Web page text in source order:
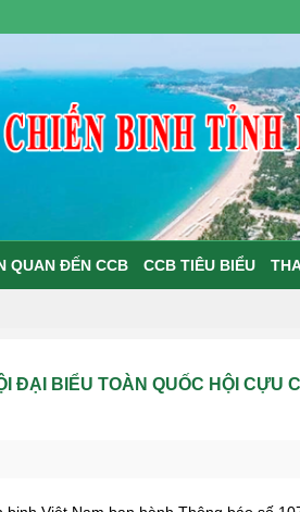
QUAN ĐẾN CCB CCB TIÊU BIỂU
ĐẠI BIỂU TOÀN QUỐC HỘI CỰU